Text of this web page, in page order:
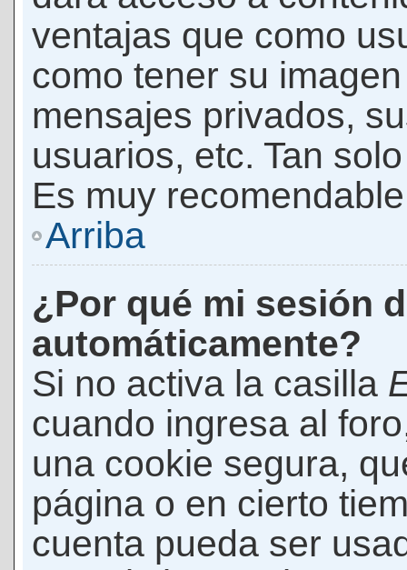
ventajas que como
como tener su
mensajes privados,
usuarios, etc. Tan
Es muy
Arriba
¿Por qué mi sesión
automáticamente?
Si no activa la casilla
cuando ingresa al
una cookie segura,
página o en cierto
cuenta pueda ser